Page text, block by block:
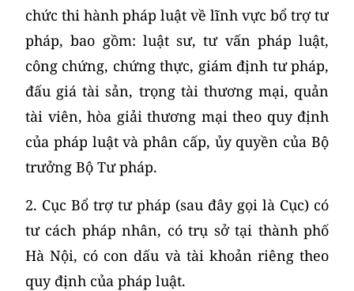
chức thi hành pháp luật về lĩnh vực bổ trợ tư
pháp, bao gồm: luật sư, tư vấn pháp luật,
công chứng, chứng thực, giám định tư pháp,
đấu giá tài sản, trọng tài thương mại, quản
tài viên, hòa giải thương mại theo quy định
của pháp luật và phân cấp, ủy quyền của Bộ
trưởng Bộ Tư pháp.
2. Cục Bổ trợ tư pháp (sau đây gọi là Cục) có
tư cách pháp nhân, có trụ sở tại thành phố
Hà Nội, có con dấu và tài khoản riêng theo
quy định của pháp luật.